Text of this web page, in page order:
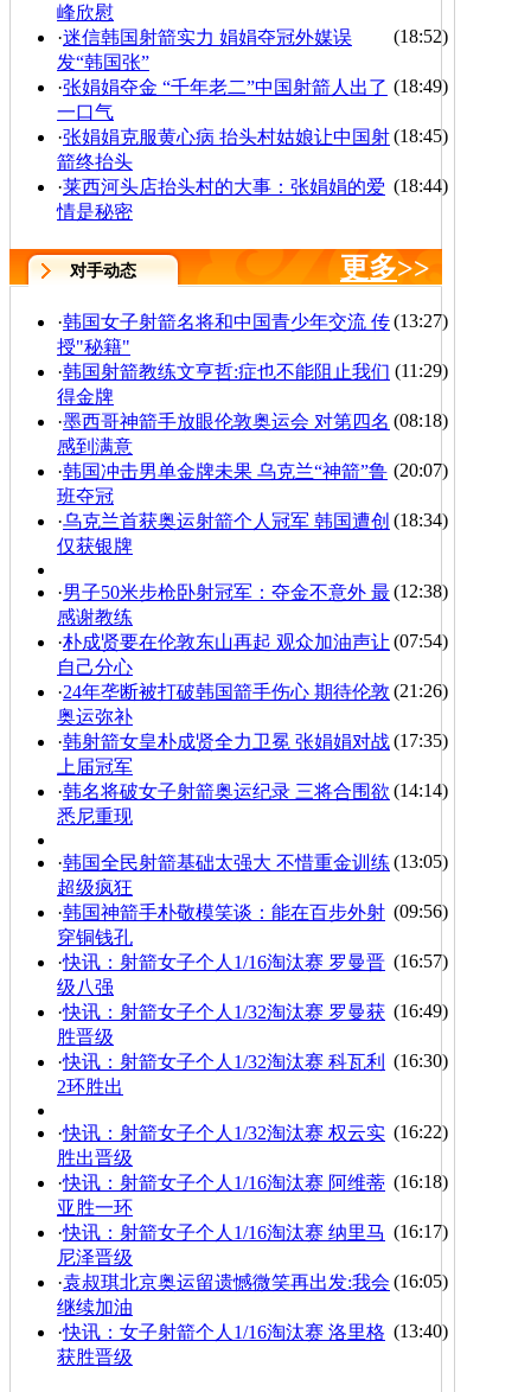
峰欣慰
(18:52)
·迷信韩国射箭实力 娟娟夺冠外媒误
发“韩国张”
(18:49)
·张娟娟夺金 “千年老二”中国射箭人出了
一口气
(18:45)
·张娟娟克服黄心病 抬头村姑娘让中国射
箭终抬头
(18:44)
·莱西河头店抬头村的大事：张娟娟的爱
情是秘密
对手动态 更多>>
(13:27)
·韩国女子射箭名将和中国青少年交流 传
授"秘籍"
(11:29)
·韩国射箭教练文亨哲:症也不能阻止我们
得金牌
(08:18)
·墨西哥神箭手放眼伦敦奥运会 对第四名
感到满意
(20:07)
·韩国冲击男单金牌未果 乌克兰“神箭”鲁
班夺冠
(18:34)
·乌克兰首获奥运射箭个人冠军 韩国遭创
仅获银牌
(12:38)
·男子50米步枪卧射冠军：夺金不意外 最
感谢教练
(07:54)
·朴成贤要在伦敦东山再起 观众加油声让
自己分心
(21:26)
·24年垄断被打破韩国箭手伤心 期待伦敦
奥运弥补
(17:35)
·韩射箭女皇朴成贤全力卫冕 张娟娟对战
上届冠军
(14:14)
·韩名将破女子射箭奥运纪录 三将合围欲
悉尼重现
(13:05)
·韩国全民射箭基础太强大 不惜重金训练
超级疯狂
(09:56)
·韩国神箭手朴敬模笑谈：能在百步外射
穿铜钱孔
(16:57)
·快讯：射箭女子个人1/16淘汰赛 罗曼晋
级八强
(16:49)
·快讯：射箭女子个人1/32淘汰赛 罗曼获
胜晋级
(16:30)
·快讯：射箭女子个人1/32淘汰赛 科瓦利
2环胜出
(16:22)
·快讯：射箭女子个人1/32淘汰赛 权云实
胜出晋级
(16:18)
·快讯：射箭女子个人1/16淘汰赛 阿维蒂
亚胜一环
(16:17)
·快讯：射箭女子个人1/16淘汰赛 纳里马
尼泽晋级
(16:05)
·袁叔琪北京奥运留遗憾微笑再出发:我会
继续加油
(13:40)
·快讯：女子射箭个人1/16淘汰赛 洛里格
获胜晋级